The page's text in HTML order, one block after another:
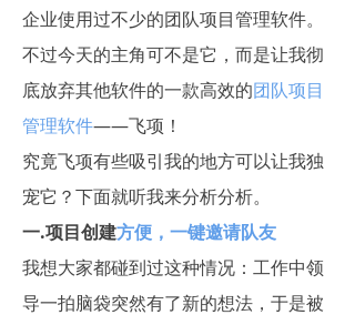
企业使用过不少的团队项目管理软件。
不过今天的主角可不是它，而是让我彻
底放弃其他软件的一款高效的团队项目
管理软件——飞项！
究竟飞项有些吸引我的地方可以让我独
宠它？下面就听我来分析分析。
一.项目创建方便，一键邀请队友
我想大家都碰到过这种情况：工作中领
导一拍脑袋突然有了新的想法，于是被